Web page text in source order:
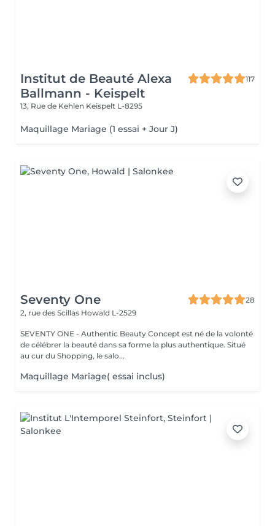
Institut de Beauté Alexa
Ballmann - Keispelt
117
13, Rue de Kehlen Keispelt L-8295
Maquillage Mariage (1 essai + Jour J)
Seventy One
28
2, rue des Scillas Howald L-2529
SEVENTY ONE - Authentic Beauty Concept est né de la volonté
de célébrer la beauté dans sa forme la plus authentique. Situé
au cur du Shopping, le salo...
Maquillage Mariage( essai inclus)